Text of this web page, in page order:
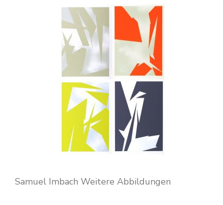
Samuel Imbach Weitere Abbildungen